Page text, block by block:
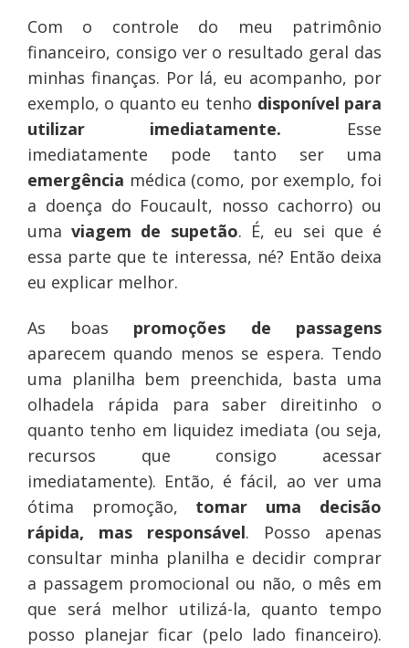
Com o controle do meu patrimônio
financeiro, consigo ver o resultado geral das
minhas finanças. Por lá, eu acompanho, por
exemplo, o quanto eu tenho disponível para
utilizar imediatamente. Esse
imediatamente pode tanto ser uma
emergência médica (como, por exemplo, foi
a doença do Foucault, nosso cachorro) ou
umaviagem de supetão. É, eu sei que é
essa parte que te interessa, né? Então deixa
eu explicar melhor.
As boas promoções de passagens
aparecem quando menos se espera. Tendo
uma planilha bem preenchida, basta uma
olhadela rápida para saber direitinho o
quanto tenho em liquidez imediata (ou seja,
recursos que consigo acessar
imediatamente). Então, é fácil, ao ver uma
ótima promoção, tomar uma decisão
rápida, mas responsável. Posso apenas
consultar minha planilha e decidir comprar
a passagem promocional ou não, o mês em
que será melhor utilizá-la, quanto tempo
posso planejar ficar (pelo lado financeiro).